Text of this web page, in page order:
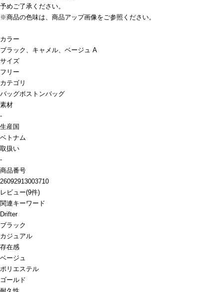
予めご了承ください。
※商品の色味は、商品アップ画像をご参照ください。
カラー
ブラック、キャメル、ベージュ A
サイズ
フリー
カテゴリ
バッグボストンバッグ
素材
-
生産国
ベトナム
取扱い
-
商品番号
26092913003710
レビュー(9件)
関連キーワード
Drifter
ブラック
カジュアル
存在感
ベージュ
ポリエステル
ゴールド